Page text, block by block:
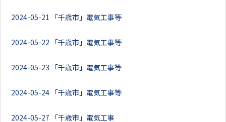
2024-05-21 「千歳市」電気工事等
2024-05-22 「千歳市」電気工事等
2024-05-23 「千歳市」電気工事等
2024-05-24 「千歳市」電気工事等
2024-05-27 「千歳市」電気工事